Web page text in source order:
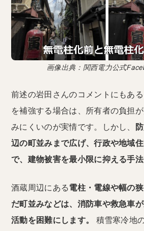
画像出典：関西電力公式
前述の岩田さんのコメントにもあ
を補強する場合は、所有者の負担
みにくいのが実情です。しかし、
辺の町並みまで広げ、行政や地域
で、建物被害を最小限に抑える手法
酒蔵周辺にある電柱・電線や幅の
だ町並みなどは、消防車や救急車
活動を困難にします。
積雪寒冷地